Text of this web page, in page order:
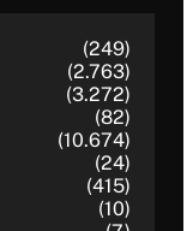
(249)
(2.763)
(3.272)
(82)
(10.674)
(24)
(415)
(10)